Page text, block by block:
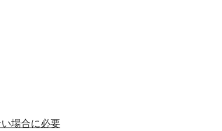
場合に必要